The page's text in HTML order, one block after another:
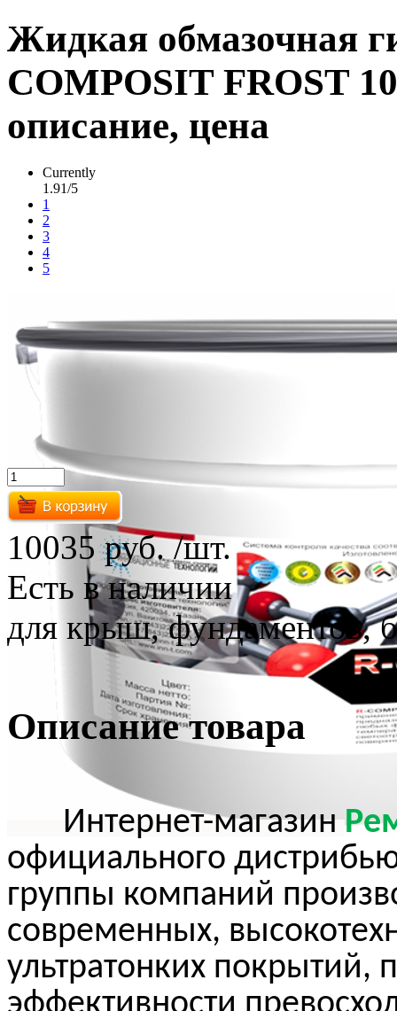
Жидкая обмазочная
COMPOSIT FROST
описание, цена
Currently
1.91/5
1
2
3
4
5
10035 руб./шт.
Есть в наличии
для крыш, фундаментов,
Описание товара
Интернет-магазин
официального
группы компаний
современных,
ультратонких покрытий,